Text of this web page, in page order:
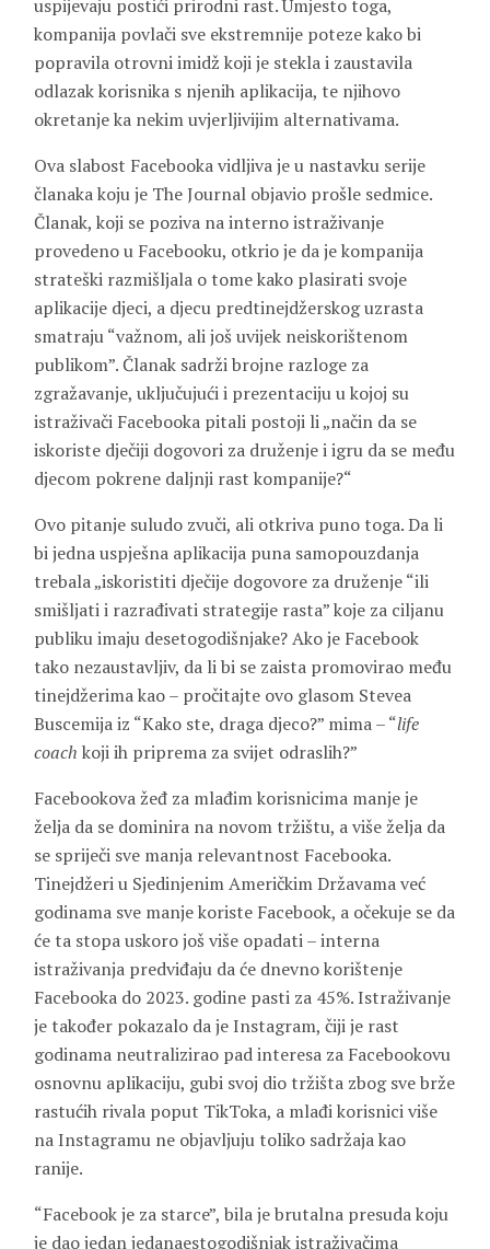
uspijevaju postići prirodni rast. Umjesto toga,
kompanija povlači sve ekstremnije poteze kako bi
popravila otrovni imidž koji je stekla i zaustavila
odlazak korisnika s njenih aplikacija, te njihovo
okretanje ka nekim uvjerljivijim alternativama.
Ova slabost Facebooka vidljiva je u nastavku serije
članaka koju je The Journal objavio prošle sedmice.
Članak, koji se poziva na interno istraživanje
provedeno u Facebooku, otkrio je da je kompanija
strateški razmišljala o tome kako plasirati svoje
aplikacije djeci, a djecu predtinejdžerskog uzrasta
smatraju “važnom, ali još uvijek neiskorištenom
publikom”. Članak sadrži brojne razloge za
zgražavanje, uključujući i prezentaciju u kojoj su
istraživači Facebooka pitali postoji li „način da se
iskoriste dječiji dogovori za druženje i igru da se među
djecom pokrene daljnji rast kompanije?“
Ovo pitanje suludo zvuči, ali otkriva puno toga. Da li
bi jedna uspješna aplikacija puna samopouzdanja
trebala „iskoristiti dječije dogovore za druženje “ili
smišljati i razrađivati strategije rasta” koje za ciljanu
publiku imaju desetogodišnjake? Ako je Facebook
tako nezaustavljiv, da li bi se zaista promovirao među
tinejdžerima kao – pročitajte ovo glasom Stevea
Buscemija iz “Kako ste, draga djeco?” mima – “life
coach koji ih priprema za svijet odraslih?”
Facebookova žeđ za mlađim korisnicima manje je
želja da se dominira na novom tržištu, a više želja da
se spriječi sve manja relevantnost Facebooka.
Tinejdžeri u Sjedinjenim Američkim Državama već
godinama sve manje koriste Facebook, a očekuje se da
će ta stopa uskoro još više opadati – interna
istraživanja predviđaju da će dnevno korištenje
Facebooka do 2023. godine pasti za 45%. Istraživanje
je također pokazalo da je Instagram, čiji je rast
godinama neutralizirao pad interesa za Facebookovu
osnovnu aplikaciju, gubi svoj dio tržišta zbog sve brže
rastućih rivala poput TikToka, a mlađi korisnici više
na Instagramu ne objavljuju toliko sadržaja kao
ranije.
“Facebook je za starce”, bila je brutalna presuda koju
je dao jedan jedanaestogodišnjak istraživačima